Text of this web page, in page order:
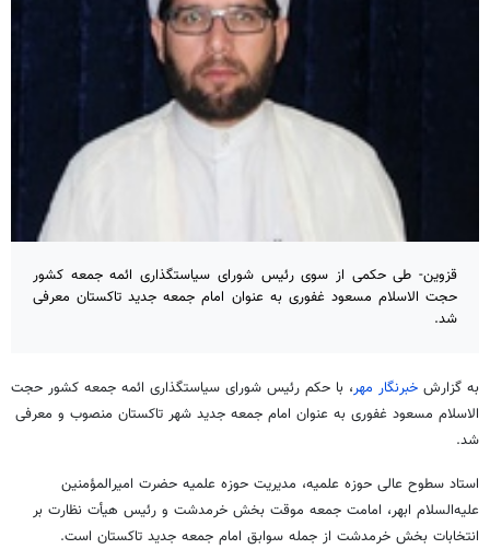
قزوین- طی حکمی از سوی رئیس شورای سیاستگذاری ائمه جمعه کشور
حجت الاسلام مسعود غفوری به عنوان امام جمعه جدید تاکستان معرفی
شد.
به گزارش خبرنگار مهر، با حکم رئیس شورای سیاستگذاری ائمه جمعه کشور حجت
الاسلام مسعود غفوری به عنوان امام جمعه جدید شهر تاکستان منصوب و معرفی
شد.
استاد سطوح عالی حوزه علمیه، مدیریت حوزه علمیه حضرت امیرالمؤمنین
علیه‌السلام ابهر، امامت جمعه موقت بخش خرمدشت و رئیس هیأت نظارت بر
انتخابات بخش خرمدشت از جمله سوابق امام جمعه جدید تاکستان است.